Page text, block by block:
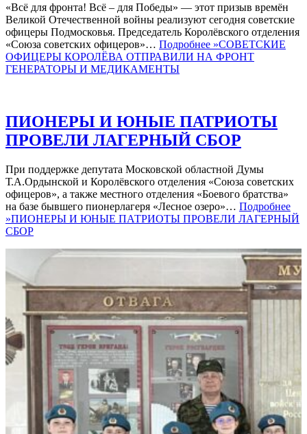
«Всё для фронта! Всё – для Победы» — этот призыв времён
Великой Отечественной войны реализуют сегодня советские
офицеры Подмосковья. Председатель Королёвского отделения
«Союза советских офицеров»… Подробнее »СОВЕТСКИЕ
ОФИЦЕРЫ КОРОЛЁВА ОТПРАВИЛИ НА ФРОНТ
ГЕНЕРАТОРЫ И МЕДИКАМЕНТЫ
ПИОНЕРЫ И ЮНЫЕ ПАТРИОТЫ
ПРОВЕЛИ ЛАГЕРНЫЙ СБОР
При поддержке депутата Московской областной Думы
Т.А.Ордынской и Королёвского отделения «Союза советских
офицеров», а также местного отделения «Боевого братства»
на базе бывшего пионерлагеря «Лесное озеро»… Подробнее
»ПИОНЕРЫ И ЮНЫЕ ПАТРИОТЫ ПРОВЕЛИ ЛАГЕРНЫЙ
СБОР